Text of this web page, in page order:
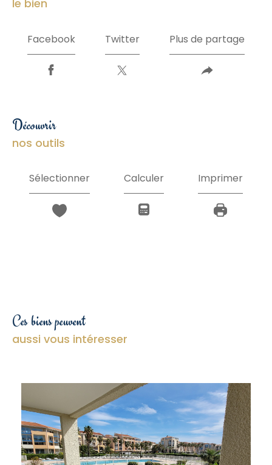
le bien
Facebook Twitter Plus de partage
découvrir
nos outils
Sélectionner Calculer Imprimer
Ces biens peuvent
aussi vous intéresser